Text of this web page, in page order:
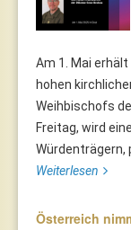
Am 1. Mai
hohen
Weihbischofs
Freitag, wird
Würdenträgern,
Weiterlesen
Österreich